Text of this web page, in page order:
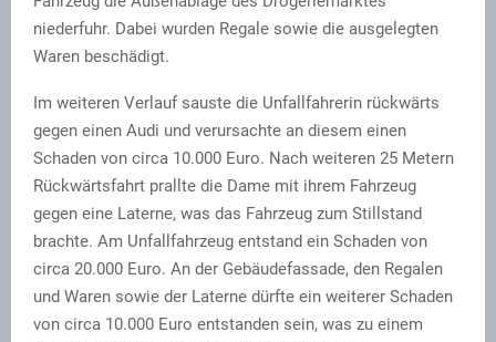
niederfuhr. Dabei wurden Regale sowie die ausgelegten
Waren beschädigt.
Im weiteren Verlauf sauste die Unfallfahrerin rückwärts
gegen einen Audi und verursachte an diesem einen
Schaden von circa 10.000 Euro. Nach weiteren 25 Metern
Rückwärtsfahrt prallte die Dame mit ihrem Fahrzeug
gegen eine Laterne, was das Fahrzeug zum Stillstand
brachte. Am Unfallfahrzeug entstand ein Schaden von
circa 20.000 Euro. An der Gebäudefassade, den Regalen
und Waren sowie der Laterne dürfte ein weiterer Schaden
von circa 10.000 Euro entstanden sein, was zu einem